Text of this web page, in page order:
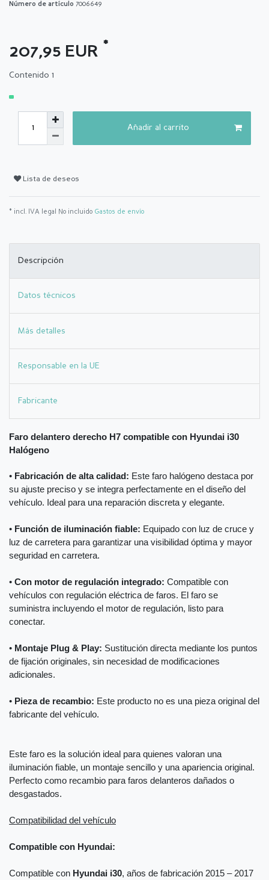
Número de artículo 7006649
207,95 EUR *
Contenido 1
Añadir al carrito
Lista de deseos
* incl. IVA legal No incluido Gastos de envío
Descripción
Datos técnicos
Más detalles
Responsable en la UE
Fabricante
Faro delantero derecho H7 compatible con Hyundai i30
Halógeno
• Fabricación de alta calidad: Este faro halógeno destaca por
su ajuste preciso y se integra perfectamente en el diseño del
vehículo. Ideal para una reparación discreta y elegante.
• Función de iluminación fiable: Equipado con luz de cruce y
luz de carretera para garantizar una visibilidad óptima y mayor
seguridad en carretera.
• Con motor de regulación integrado: Compatible con
vehículos con regulación eléctrica de faros. El faro se
suministra incluyendo el motor de regulación, listo para
conectar.
• Montaje Plug & Play: Sustitución directa mediante los puntos
de fijación originales, sin necesidad de modificaciones
adicionales.
• Pieza de recambio: Este producto no es una pieza original del
fabricante del vehículo.
Este faro es la solución ideal para quienes valoran una
iluminación fiable, un montaje sencillo y una apariencia original.
Perfecto como recambio para faros delanteros dañados o
desgastados.
Compatibilidad del vehículo
Compatible con Hyundai:
Compatible con Hyundai i30, años de fabricación 2015 – 2017